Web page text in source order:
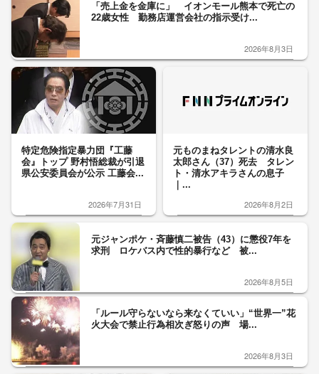
「売上金を金庫に」 イオンモール熊本で死亡の
22歳女性 勤務店運営会社の指示受け...
2026年8月3日
特定危険指定暴力団『工藤
会』トップ 野村悟総裁が引退
県公安委員会が公示 工藤会...
2026年7月31日
元ものまねタレントの清水良
太郎さん（37）死去 タレン
ト・清水アキラさんの息子
｜...
2026年8月2日
元ジャンポケ・斉藤慎二被告（43）に懲役7年を
求刑 ロケバス内で性的暴行など 被...
2026年8月5日
「ルール守らないなら来なくていい」“世界一”花
火大会で禁止行為相次ぎ怒りの声 場...
2026年8月3日